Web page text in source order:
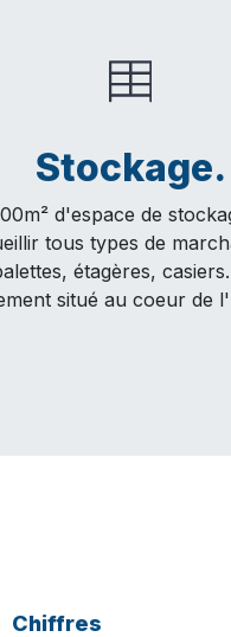
Stockage.
d'espace de
tous types de
étagères,
situé au coeur de
Chiffres